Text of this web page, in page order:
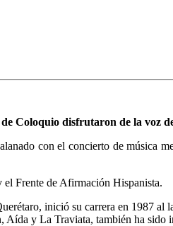
Coloquio disfrutaron de la
con el concierto de música
Frente de Afirmación Hispanista.
inició su carrera en 1987
y La Traviata, también ha